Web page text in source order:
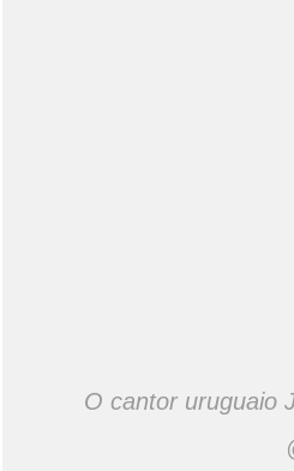
O cantor uruguaio